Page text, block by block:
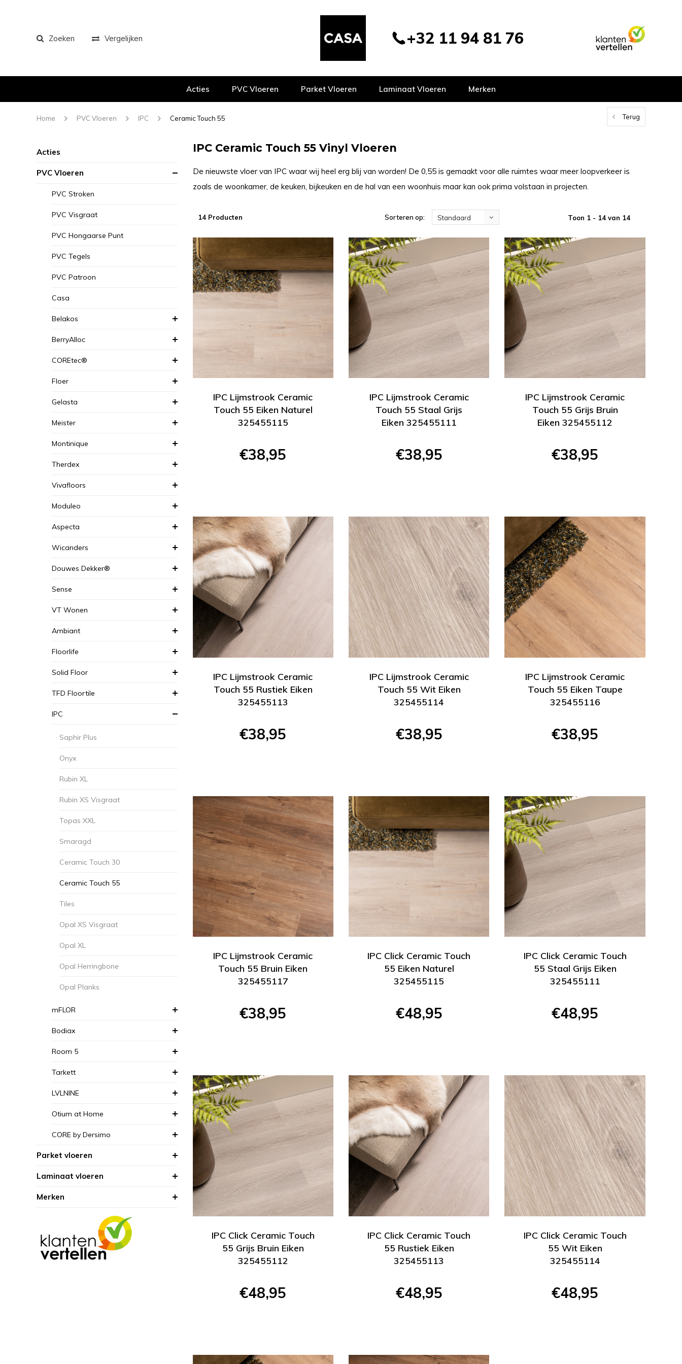
Zoeken Vergelijken +32 11 94 81 76
Acties PVC Vloeren Parket Vloeren Laminaat Vloeren Merken
Home PVC Vloeren IPC Ceramic Touch 55 Terug
Acties
PVC Vloeren
PVC Stroken
PVC Visgraat
PVC Hongaarse Punt
PVC Tegels
PVC Patroon
Casa
Belakos
BerryAlloc
COREtec®
Floer
Gelasta
Meister
Montinique
Therdex
Vivafloors
Moduleo
Aspecta
Wicanders
Douwes Dekker®
Sense
VT Wonen
Ambiant
Floorlife
Solid Floor
TFD Floortile
IPC
Saphir Plus
Onyx
Rubin XL
Rubin XS Visgraat
Topas XXL
Smaragd
Ceramic Touch 30
Ceramic Touch 55
Tiles
Opal XS Visgraat
Opal XL
Opal Herringbone
Opal Planks
mFLOR
Bodiax
Room 5
Tarkett
LVLNINE
Otium at Home
CORE by Dersimo
Parket vloeren
Laminaat vloeren
Merken
IPC Ceramic Touch 55 Vinyl Vloeren
De nieuwste vloer van IPC waar wij heel erg blij van worden! De 0,55 is gemaakt voor alle ruimtes waar meer loopverkeer is
zoals de woonkamer, de keuken, bijkeuken en de hal van een woonhuis maar kan ook prima volstaan in projecten.
14 Producten Sorteren op: Standaard Toon 1 - 14 van 14
IPC Lijmstrook Ceramic
Touch 55 Eiken Naturel
325455115
€38,95
IPC Lijmstrook Ceramic
Touch 55 Staal Grijs
Eiken 325455111
€38,95
IPC Lijmstrook Ceramic
Touch 55 Grijs Bruin
Eiken 325455112
€38,95
IPC Lijmstrook Ceramic
Touch 55 Rustiek Eiken
325455113
€38,95
IPC Lijmstrook Ceramic
Touch 55 Wit Eiken
325455114
€38,95
IPC Lijmstrook Ceramic
Touch 55 Eiken Taupe
325455116
€38,95
IPC Lijmstrook Ceramic
Touch 55 Bruin Eiken
325455117
€38,95
IPC Click Ceramic Touch
55 Eiken Naturel
325455115
€48,95
IPC Click Ceramic Touch
55 Staal Grijs Eiken
325455111
€48,95
IPC Click Ceramic Touch
55 Grijs Bruin Eiken
325455112
€48,95
IPC Click Ceramic Touch
55 Rustiek Eiken
325455113
€48,95
IPC Click Ceramic Touch
55 Wit Eiken
325455114
€48,95